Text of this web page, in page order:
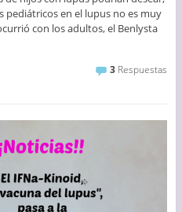
en el lupus no es muy
con los adultos, el Benlysta
3 Respuestas